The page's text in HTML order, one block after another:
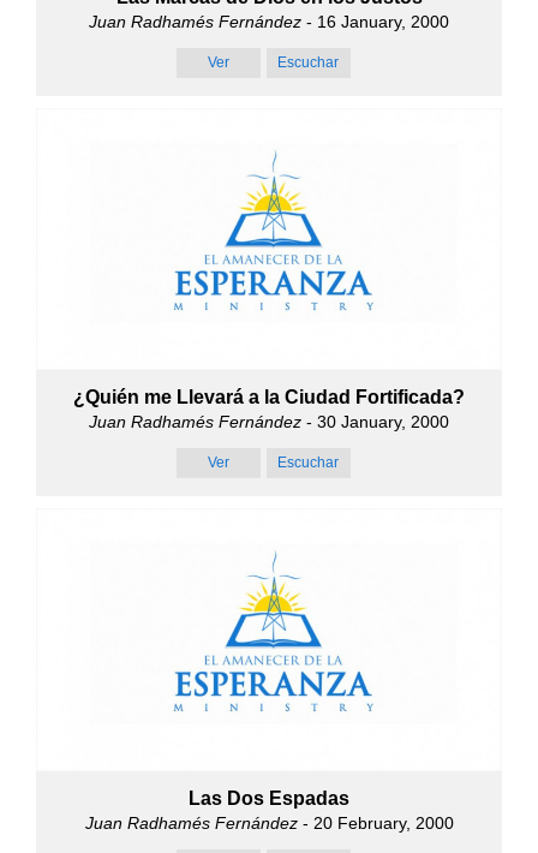
Juan Radhamés Fernández - 16 January, 2000
Ver Escuchar
¿Quién me Llevará a la Ciudad Fortificada?
Juan Radhamés Fernández - 30 January, 2000
Ver Escuchar
Las Dos Espadas
Juan Radhamés Fernández- 20 February, 2000